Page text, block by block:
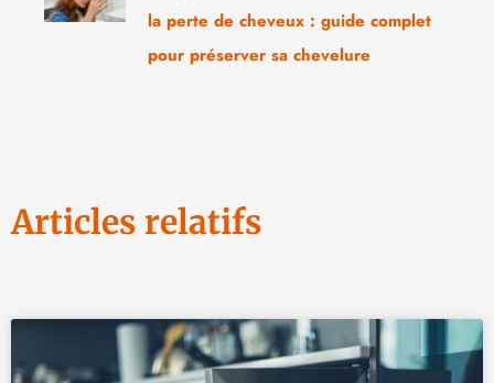
la perte de cheveux : guide complet
pour préserver sa chevelure
Articles relatifs